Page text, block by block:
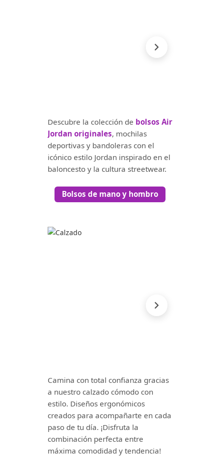
Descubre la colección de bolsos Air
Jordan originales, mochilas
deportivas y bandoleras con el
icónico estilo Jordan inspirado en el
baloncesto y la cultura streetwear.
Bolsos de mano y hombro
Camina con total confianza gracias
a nuestro calzado cómodo con
estilo. Diseños ergonómicos
creados para acompañarte en cada
paso de tu día. ¡Disfruta la
combinación perfecta entre
máxima comodidad y tendencia!